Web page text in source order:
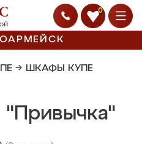
0
→ ШКАФЫ КУПЕ